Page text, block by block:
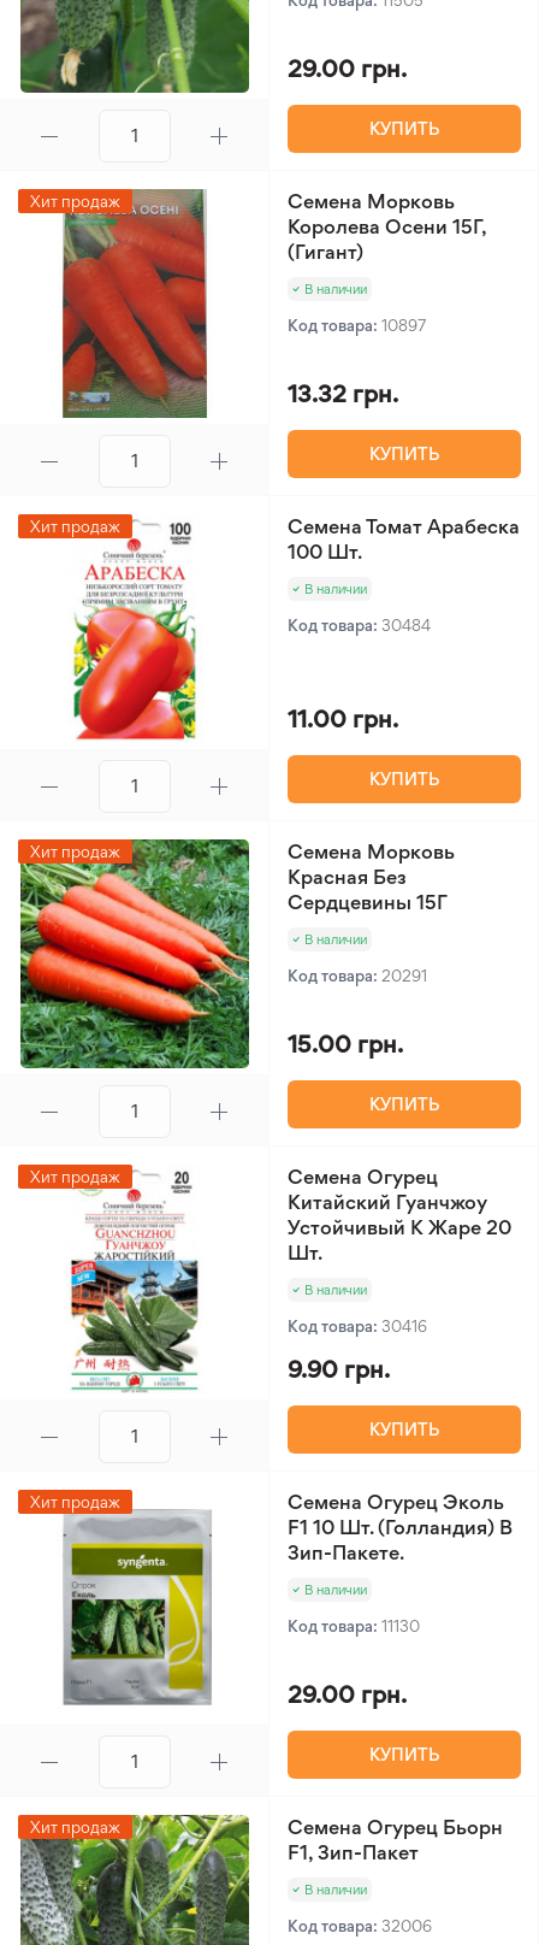
29.00 грн.
КУПИТЬ
Хит продаж
Семена Морковь
Королева Осени 15Г,
(Гигант)
В наличии
Код товара: 10897
13.32 грн.
КУПИТЬ
Хит продаж
Семена Томат Арабеска
100 Шт.
В наличии
Код товара: 30484
11.00 грн.
КУПИТЬ
Хит продаж
Семена Морковь
Красная Без
Сердцевины 15Г
В наличии
Код товара: 20291
15.00 грн.
КУПИТЬ
Хит продаж
Семена Огурец
Китайский Гуанчжоу
Устойчивый К Жаре 20
Шт.
В наличии
Код товара: 30416
9.90 грн.
КУПИТЬ
Хит продаж
Семена Огурец Эколь
F1 10 Шт. (Голландия) В
Зип-Пакете.
В наличии
Код товара: 11130
29.00 грн.
КУПИТЬ
Хит продаж
Семена Огурец Бьорн
F1, Зип-Пакет
В наличии
Код товара: 32006